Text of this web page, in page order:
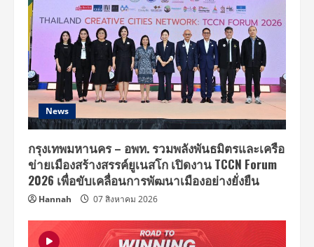
ยืด
และ
ดัด
ผม
ช่วย
เปลี่ยน
สไตล์
ที่
ใช่
ใน
แบบ
ที่
เป็น
ได้
อย่าง
ชัดเจน
และ
ลงตัว
News
กรุงเทพมหานคร – อพท. รวมพลังพันธมิตรและเครือ
ข่ายเมืองสร้างสรรค์ยูเนสโก เปิดงาน TCCN Forum
2026 เพื่อขับเคลื่อนการพัฒนาเมืองอย่างยั่งยืน
Hannah 07 สิงหาคม 2026